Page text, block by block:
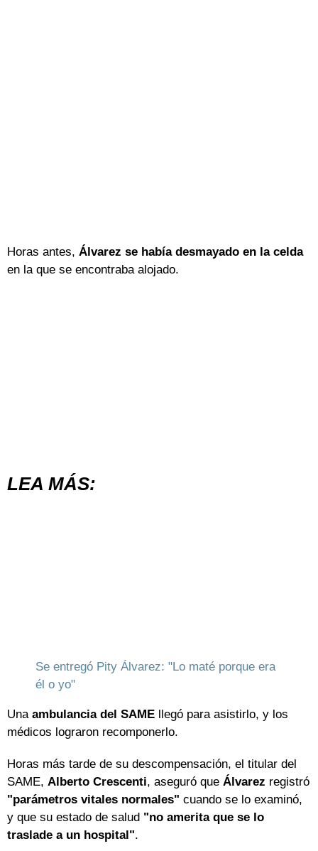
Horas antes, Álvarez se había desmayado en la celda
en la que se encontraba alojado.
LEA MÁS:
Se entregó Pity Álvarez: "Lo maté porque era
él o yo"
Una ambulancia del SAME llegó para asistirlo, y los
médicos lograron recomponerlo.
Horas más tarde de su descompensación, el titular del
SAME, Alberto Crescenti, aseguró que Álvarez registró
"parámetros vitales normales" cuando se lo examinó,
y que su estado de salud "no amerita que se lo
traslade a un hospital".